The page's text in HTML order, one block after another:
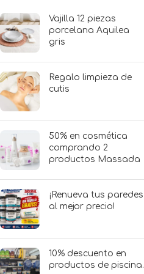
Vajilla 12 piezas
porcelana Aquilea
gris
Regalo limpieza de
cutis
50% en cosmética
comprando 2
productos Massada
¡Renueva tus paredes
al mejor precio!
10% descuento en
productos de piscina.